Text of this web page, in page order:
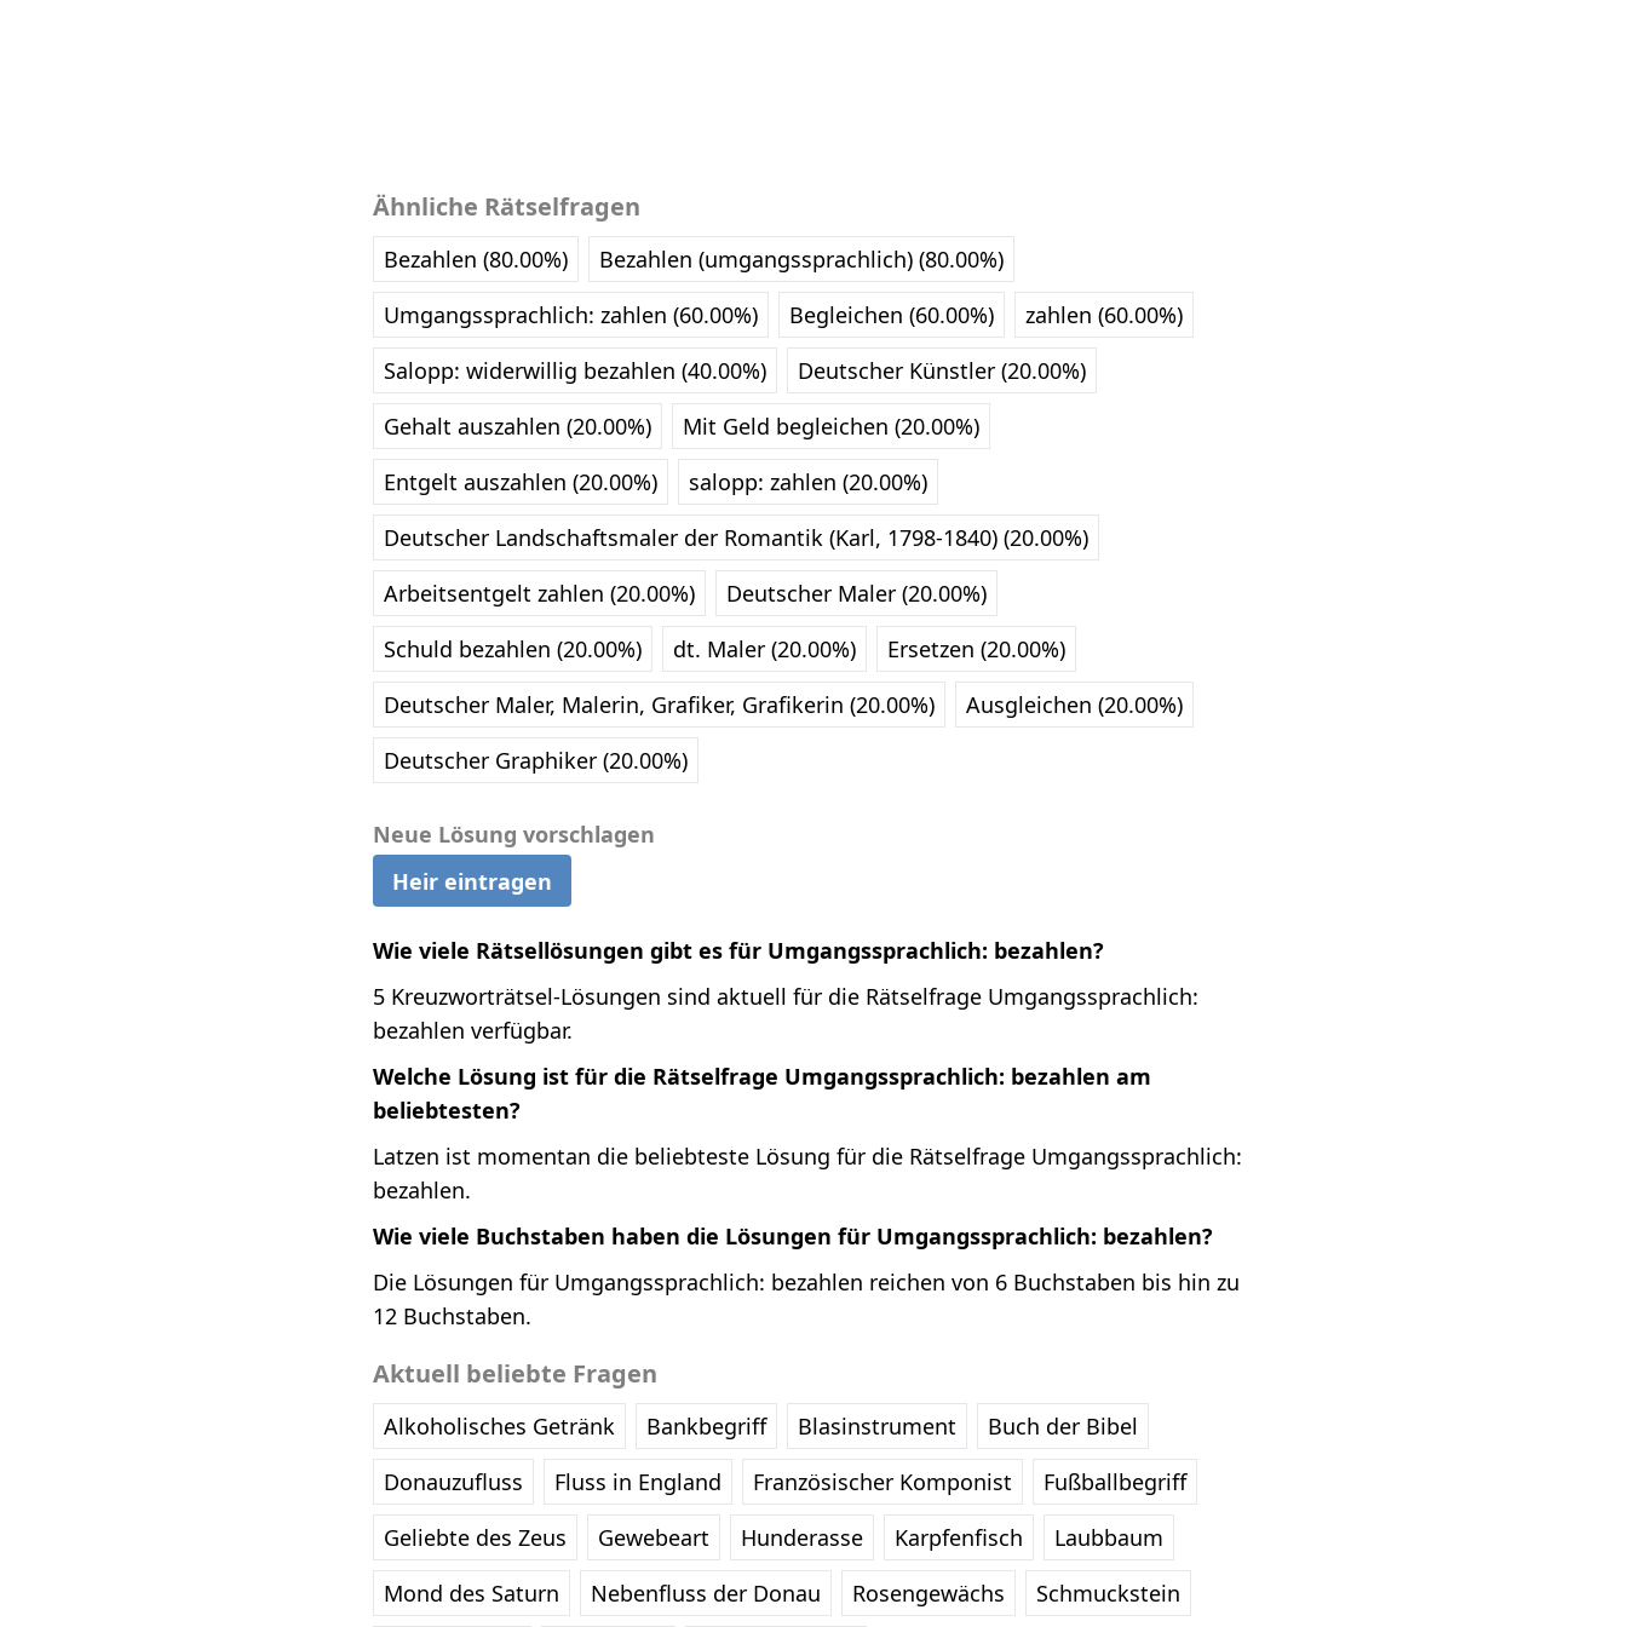
Ähnliche Rätselfragen
Bezahlen (80.00%)
Bezahlen (umgangssprachlich) (80.00%)
Umgangssprachlich: zahlen (60.00%)
Begleichen (60.00%)
zahlen (60.00%)
Salopp: widerwillig bezahlen (40.00%)
Deutscher Künstler (20.00%)
Gehalt auszahlen (20.00%)
Mit Geld begleichen (20.00%)
Entgelt auszahlen (20.00%)
salopp: zahlen (20.00%)
Deutscher Landschaftsmaler der Romantik (Karl, 1798-1840) (20.00%)
Arbeitsentgelt zahlen (20.00%)
Deutscher Maler (20.00%)
Schuld bezahlen (20.00%)
dt. Maler (20.00%)
Ersetzen (20.00%)
Deutscher Maler, Malerin, Grafiker, Grafikerin (20.00%)
Ausgleichen (20.00%)
Deutscher Graphiker (20.00%)
Neue Lösung vorschlagen
Heir eintragen
Wie viele Rätsellösungen gibt es für Umgangssprachlich: bezahlen?
5 Kreuzworträtsel-Lösungen sind aktuell für die Rätselfrage Umgangssprachlich:
bezahlen verfügbar.
Welche Lösung ist für die Rätselfrage Umgangssprachlich: bezahlen am
beliebtesten?
Latzen ist momentan die beliebteste Lösung für die Rätselfrage Umgangssprachlich:
bezahlen.
Wie viele Buchstaben haben die Lösungen für Umgangssprachlich: bezahlen?
Die Lösungen für Umgangssprachlich: bezahlen reichen von 6 Buchstaben bis hin zu
12 Buchstaben.
Aktuell beliebte Fragen
Alkoholisches Getränk Bankbegriff Blasinstrument
Buch der Bibel
Donauzufluss
Fluss in England Französischer Komponist
Fußballbegriff
Geliebte des Zeus
Gewebeart Hunderasse Karpfenfisch
Laubbaum
Mond des Saturn
Nebenfluss der Donau Rosengewächs Schmuckstein